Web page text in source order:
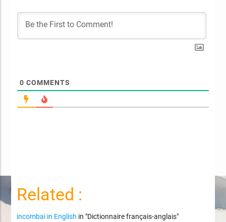
0 COMMENTS
Related :
incombai in English in "Dictionnaire français-anglais"